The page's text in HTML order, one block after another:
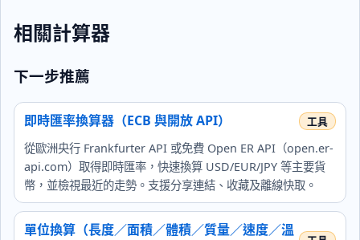
相關計算器
下一步推薦
即時匯率換算器（ECB 與開放 API）
從歐洲央行 Frankfurter API 或免費 Open ER API（open.er-
api.com）取得即時匯率，快速換算 USD/EUR/JPY 等主要貨
幣，並檢視最近的走勢。支援分享連結、收藏及離線快取。
單位換算（長度／面積／體積／質量／速度／溫